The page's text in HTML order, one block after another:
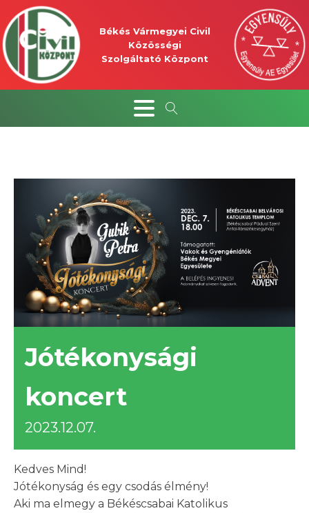
Békés Vármegyei Civil
Közösségi
Szolgáltató Központ
Jótékonysági
koncert
2023.12.07.
Kedves Mind!
Jótékonyság és egy csodás élmény!
Aki ma elmegy a Békéscsabai Katolikus